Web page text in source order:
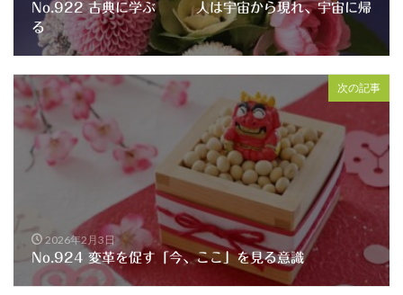
No.922 古典に学ぶ 人は宇宙から現れ、宇宙に帰
る
次の記事
2026年2月3日
No.924 変革を促す「今、ここ」を見る意識